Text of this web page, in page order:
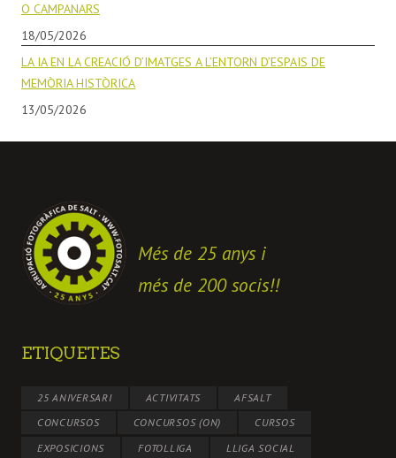
O CAMPANARS
18/05/2026
LA IA EN LA CREACIÓ D’IMATGES A L’ENTORN D’ESPAIS DE
MEMÒRIA HISTÒRICA
13/05/2026
Més de 25 anys i
més de 200 socis!!
ETIQUETES
25 ANIVERSARI ACTIVITATS
AFSALT
CONCURSOS
CONCURSOS (ON)
CURSOS
EXPOSICIONS
FOTOLLIGA LLIGA SOCIAL